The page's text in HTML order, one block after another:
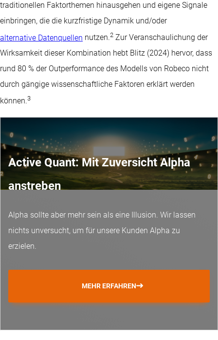
traditionellen Faktorthemen hinausgehen und eigene Signale
einbringen, die die kurzfristige Dynamik und/oder
alternative Datenquellen nutzen.2 Zur Veranschaulichung der
Wirksamkeit dieser Kombination hebt Blitz (2024) hervor, dass
rund 80 % der Outperformance des Modells von Robeco nicht
durch gängige wissenschaftliche Faktoren erklärt werden
können.3
Active Quant: Mit Zuversicht Alpha
anstreben
Alpha sollte aber mehr sein als eine Illusion. Wir lassen
nichts unversucht, um für unsere Kunden Alpha zu
erzielen.
MEHR ERFAHREN